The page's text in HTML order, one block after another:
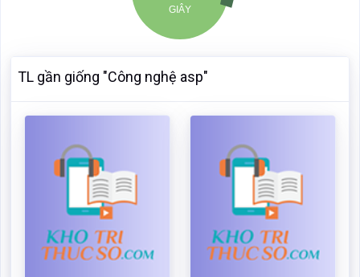
TL gần giống "Công nghệ asp"